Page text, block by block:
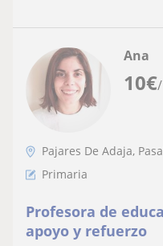
10€
Ana
Pajares De Adaja,
Primaria
Profesora de
apoyo y refuerzo